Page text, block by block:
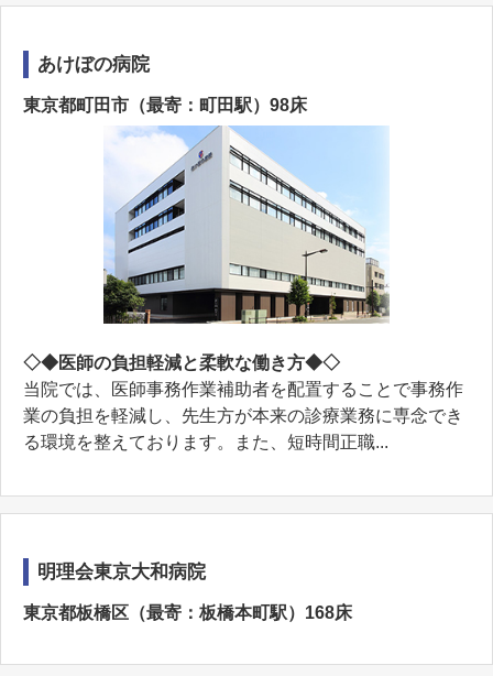
あけぼの病院
東京都町田市（最寄：町田駅）98床
◇◆医師の負担軽減と柔軟な働き方◆◇
当院では、医師事務作業補助者を配置することで事務作
業の負担を軽減し、先生方が本来の診療業務に専念でき
る環境を整えております。また、短時間正職...
明理会東京大和病院
東京都板橋区（最寄：板橋本町駅）168床